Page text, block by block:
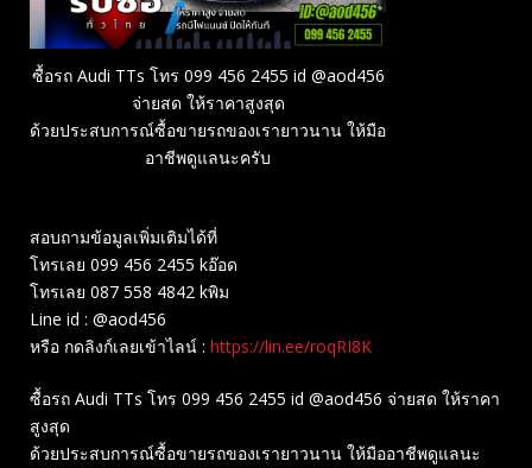
ซื้อรถ Audi TTs โทร 099 456 2455 id @aod456
จ่ายสด ให้ราคาสูงสุด
ด้วยประสบการณ์ซื้อขายรถของเรายาวนาน ให้มือ
อาชีพดูแลนะครับ
สอบถามข้อมูลเพิ่มเติมได้ที่
โทรเลย 099 456 2455 kอ๊อด
โทรเลย 087 558 4842 kพิม
Line id : @aod456
หรือ กดลิงก์เลยเข้าไลน์ : https://lin.ee/roqRI8K
ซื้อรถ Audi TTs โทร 099 456 2455 id @aod456 จ่ายสด ให้ราคา
สูงสุด
ด้วยประสบการณ์ซื้อขายรถของเรายาวนาน ให้มืออาชีพดูแลนะ